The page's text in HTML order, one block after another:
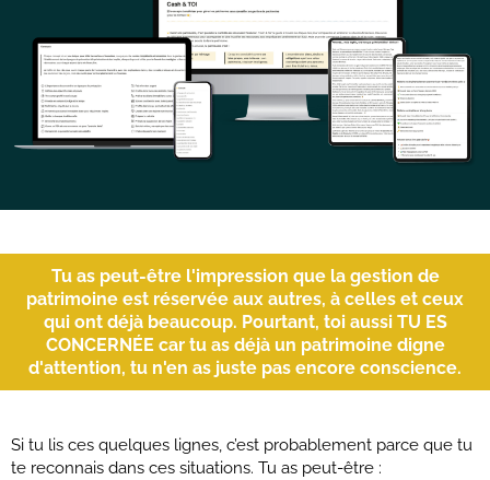
Tu as peut-être l'impression que la gestion de
patrimoine est réservée aux autres, à celles et ceux
qui ont déjà beaucoup. Pourtant, toi aussi TU ES
CONCERNÉE car tu as déjà un patrimoine digne
d'attention, tu n'en as juste pas encore conscience.
Si tu lis ces quelques lignes, c’est probablement parce que tu
te reconnais dans ces situations. Tu as peut-être :